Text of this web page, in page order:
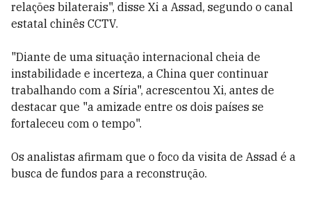
relações bilaterais", disse Xi a Assad, segundo o canal
estatal chinês CCTV.
"Diante de uma situação internacional cheia de
instabilidade e incerteza, a China quer continuar
trabalhando com a Síria", acrescentou Xi, antes de
destacar que "a amizade entre os dois países se
fortaleceu com o tempo".
Os analistas afirmam que o foco da visita de Assad é a
busca de fundos para a reconstrução.